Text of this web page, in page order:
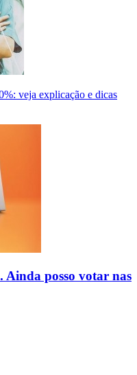
veja explicação e dicas
Ainda posso votar nas